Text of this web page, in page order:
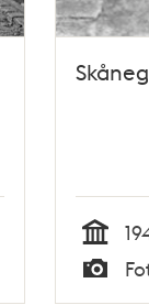
Tid